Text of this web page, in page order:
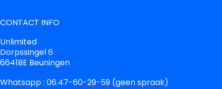
CONTACT INFO
Unlimited
Dorpssingel 6
6641BE Beuningen
Whatsapp : 06.47-60-29-59 (geen spraak)